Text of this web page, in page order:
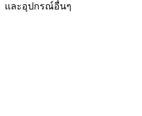
และอุปกรณ์อื่นๆ